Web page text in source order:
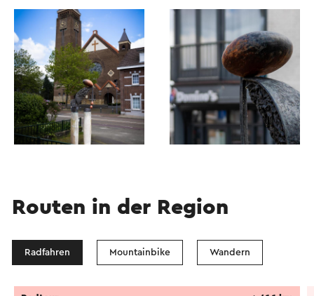
Routen in der Region
Radfahren Mountainbike Wandern